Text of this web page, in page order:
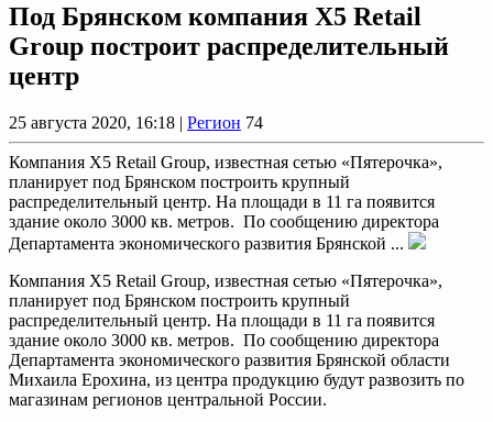
Под Брянском компания X5 Retail
Group построит распределительный
центр
25 августа 2020, 16:18 | Регион 74
Компания X5 Retail Group, известная сетью «Пятерочка»,
планирует под Брянском построить крупный
распределительный центр. На площади в 11 га появится
здание около 3000 кв. метров. По сообщению директора
Департамента экономического развития Брянской ...
Компания X5 Retail Group, известная сетью «Пятерочка»,
планирует под Брянском построить крупный
распределительный центр. На площади в 11 га появится
здание около 3000 кв. метров. По сообщению директора
Департамента экономического развития Брянской области
Михаила Ерохина, из центра продукцию будут развозить по
магазинам регионов центральной России.